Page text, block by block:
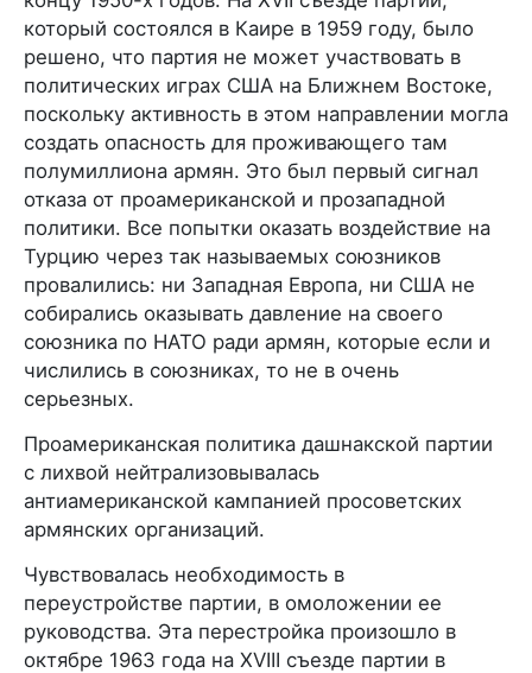
который состоялся в Каире в 1959 году, было
решено, что партия не может участвовать в
политических играх США на Ближнем Востоке,
поскольку активность в этом направлении могла
создать опасность для проживающего там
полумиллиона армян. Это был первый сигнал
отказа от проамериканской и прозападной
политики. Все попытки оказать воздействие на
Турцию через так называемых союзников
провалились: ни Западная Европа, ни США не
собирались оказывать давление на своего
союзника по НАТО ради армян, которые если и
числились в союзниках, то не в очень
серьезных.
Проамериканская политика дашнакской партии
с лихвой нейтрализовывалась
антиамериканской кампанией просоветских
армянских организаций.
Чувствовалась необходимость в
переустройстве партии, в омоложении ее
руководства. Эта перестройка произошло в
октябре 1963 года на XVIII съезде партии в